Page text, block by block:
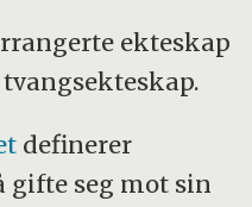
ekteskap
definerer
gifte seg mot sin